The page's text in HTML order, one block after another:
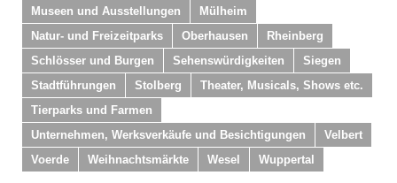
Museen und Ausstellungen
Mülheim
Natur- und Freizeitparks
Oberhausen
Rheinberg
Schlösser und Burgen
Sehenswürdigkeiten
Siegen
Stadtführungen
Stolberg
Theater, Musicals, Shows etc.
Tierparks und Farmen
Unternehmen, Werksverkäufe und Besichtigungen
Velbert
Voerde
Weihnachtsmärkte Wesel Wuppertal